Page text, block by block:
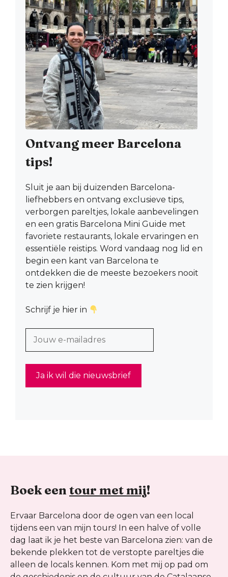
Ontvang meer Barcelona
tips!
Sluit je aan bij duizenden Barcelona-
liefhebbers en ontvang exclusieve tips,
verborgen pareltjes, lokale aanbevelingen
en een gratis Barcelona Mini Guide met
favoriete restaurants, lokale ervaringen en
essentiële reistips. Word vandaag nog lid en
begin een kant van Barcelona te
ontdekken die de meeste bezoekers nooit
te zien krijgen!
Schrijf je hier in
Boek een tour met mij!
Ervaar Barcelona door de ogen van een local
tijdens een van mijn tours! In een halve of volle
dag laat ik je het beste van Barcelona zien: van de
bekende plekken tot de verstopte pareltjes die
alleen de locals kennen. Kom met mij op pad om